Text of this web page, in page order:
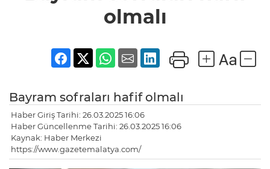
olmalı
Bayram sofraları hafif olmalı
Haber Giriş Tarihi: 26.03.2025 16:06
Haber Güncellenme Tarihi: 26.03.2025 16:06
Kaynak: Haber Merkezi
https://www.gazetemalatya.com/